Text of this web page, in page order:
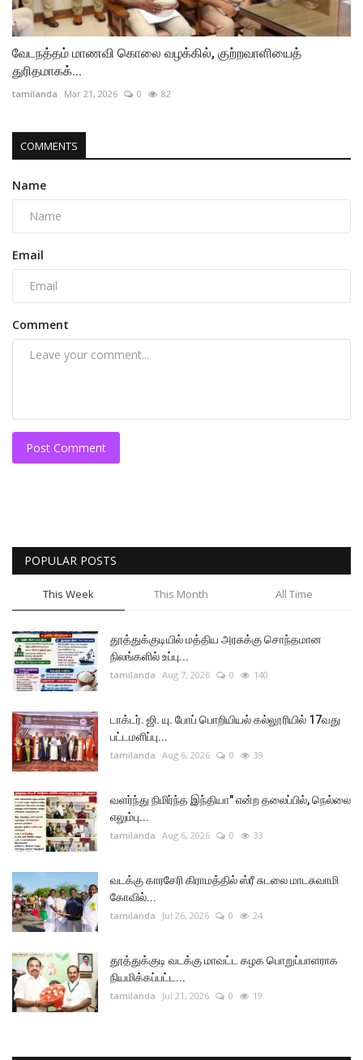
வேடநத்தம் மாணவி கொலை வழக்கில், குற்றவாளியைத்
துரிதமாகக்...
tamilanda Mar 21, 2026 0 82
COMMENTS
Name
Email
Comment
Post Comment
POPULAR POSTS
This Week This Month All Time
தூத்துக்குடியில் மத்திய அரசுக்கு சொந்தமான
நிலங்களில் உப்பு...
tamilanda Aug 7, 2026 0 140
டாக்டர். ஜி. யு. போப் பொறியியல் கல்லூரியில் 17வது
பட்டமளிப்பு...
tamilanda Aug 6, 2026 0 39
வளர்ந்து நிமிர்ந்த இந்தியா" என்ற தலைப்பில், நெல்லை
எலும்பு...
tamilanda Aug 6, 2026 0 33
வடக்கு காரசேரி கிராமத்தில் ஸ்ரீ சுடலை மாடசுவாமி
கோவில்...
tamilanda Jul 26, 2026 0 24
தூத்துக்குடி வடக்கு மாவட்ட கழக பொறுப்பாளராக
நியமிக்கப்பட்ட...
tamilanda Jul 21, 2026 0 19